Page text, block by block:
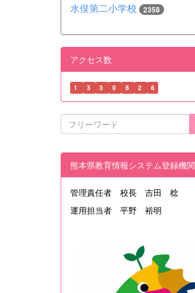
水俣第二小学校 2358
アクセス数
1 3 3 0 8 2 6
熊本県教育情報システム登録機関
管理責任者 校長 吉田 稔
運用担当者 平野 裕明